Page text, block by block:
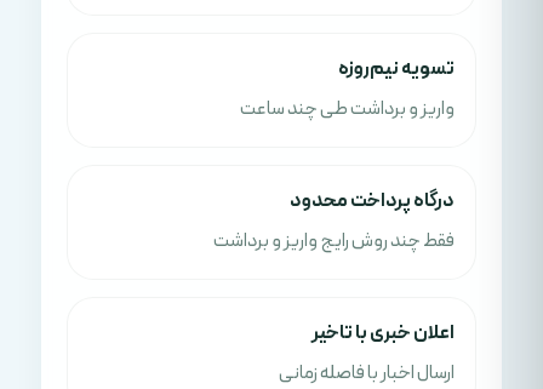
تسویه نیم‌روزه
واریز و برداشت طی چند ساعت
درگاه پرداخت محدود
فقط چند روش رایج واریز و برداشت
اعلان خبری با تاخیر
ارسال اخبار با فاصله زمانی